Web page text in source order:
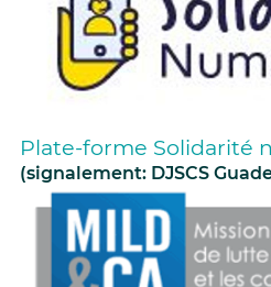
Plate-forme Solidarité
(signalement: DJSCS